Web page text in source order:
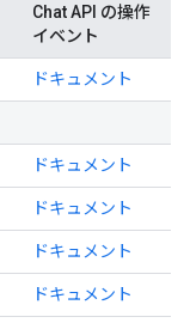
Chat API の操作
イベント
ドキュメント
ドキュメント
ドキュメント
ドキュメント
ドキュメント